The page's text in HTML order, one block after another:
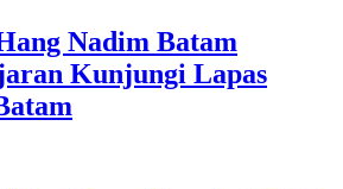
Nadim Batam
Kunjungi Lapas